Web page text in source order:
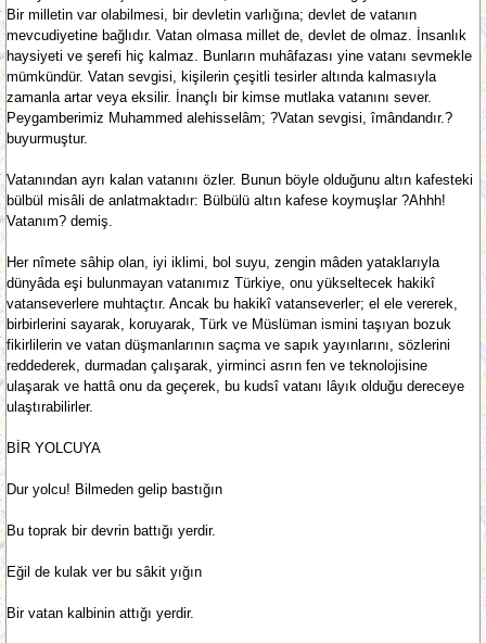
Bir milletin var olabilmesi, bir devletin varlığına; devlet de vatanın
mevcudiyetine bağlıdır. Vatan olmasa millet de, devlet de olmaz. İnsanlık
haysiyeti ve şerefi hiç kalmaz. Bunların muhâfazası yine vatanı sevmekle
mümkündür. Vatan sevgisi, kişilerin çeşitli tesirler altında kalmasıyla
zamanla artar veya eksilir. İnançlı bir kimse mutlaka vatanını sever.
Peygamberimiz Muhammed alehisselâm; ?Vatan sevgisi, îmândandır.?
buyurmuştur.
Vatanından ayrı kalan vatanını özler. Bunun böyle olduğunu altın kafesteki
bülbül misâli de anlatmaktadır: Bülbülü altın kafese koymuşlar ?Ahhh!
Vatanım? demiş.
Her nîmete sâhip olan, iyi iklimi, bol suyu, zengin mâden yataklarıyla
dünyâda eşi bulunmayan vatanımız Türkiye, onu yükseltecek hakikî
vatanseverlere muhtaçtır. Ancak bu hakikî vatanseverler; el ele vererek,
birbirlerini sayarak, koruyarak, Türk ve Müslüman ismini taşıyan bozuk
fikirlilerin ve vatan düşmanlarının saçma ve sapık yayınlarını, sözlerini
reddederek, durmadan çalışarak, yirminci asrın fen ve teknolojisine
ulaşarak ve hattâ onu da geçerek, bu kudsî vatanı lâyık olduğu dereceye
ulaştırabilirler.
BİR YOLCUYA
Dur yolcu! Bilmeden gelip bastığın
Bu toprak bir devrin battığı yerdir.
Eğil de kulak ver bu sâkit yığın
Bir vatan kalbinin attığı yerdir.